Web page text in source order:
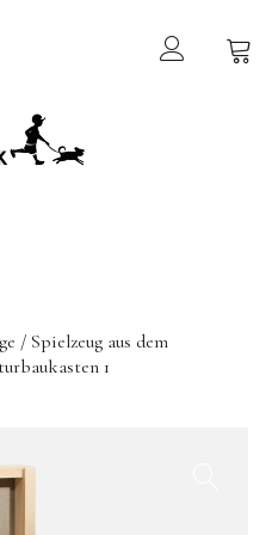
In
/ Spielzeug aus dem
1